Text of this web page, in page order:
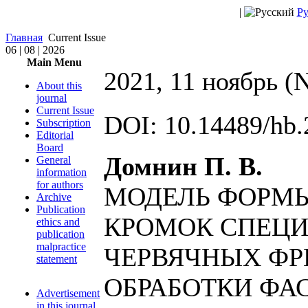
|
Главная Current Issue
06 | 08 | 2026
Main Menu
About this
journal
Current Issue
Subscription
Editorial
Board
General
information
for authors
Archive
Publication
ethics and
publication
malpractice
statement
Advertisement
in this journal
2021, 11 ноябрь
DOI: 10.14489/
Домнин П. В.
МОДЕЛЬ
КРОМОК
ЧЕРВЯЧНЫХ
ОБРАБОТКИ